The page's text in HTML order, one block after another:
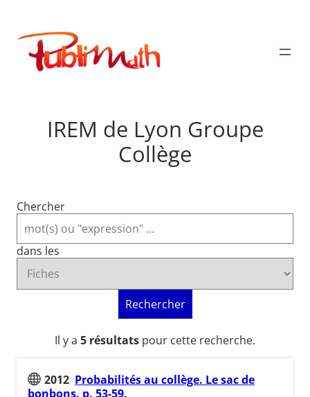
contenu
Publimath
IREM de Lyon Groupe
Collège
Chercher
dans les
Rechercher
Il y a 5 résultats pour cette recherche.
2012 Probabilités au collège. Le sac de
bonbons. p. 53-59.